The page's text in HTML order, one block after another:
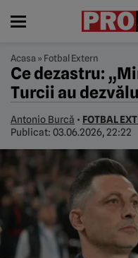
Acasa » Fotbal Extern
Ce dezastru:
Turcii au
Antonio Burcă • FOTBAL
Publicat: 03.06.2026, 22:22